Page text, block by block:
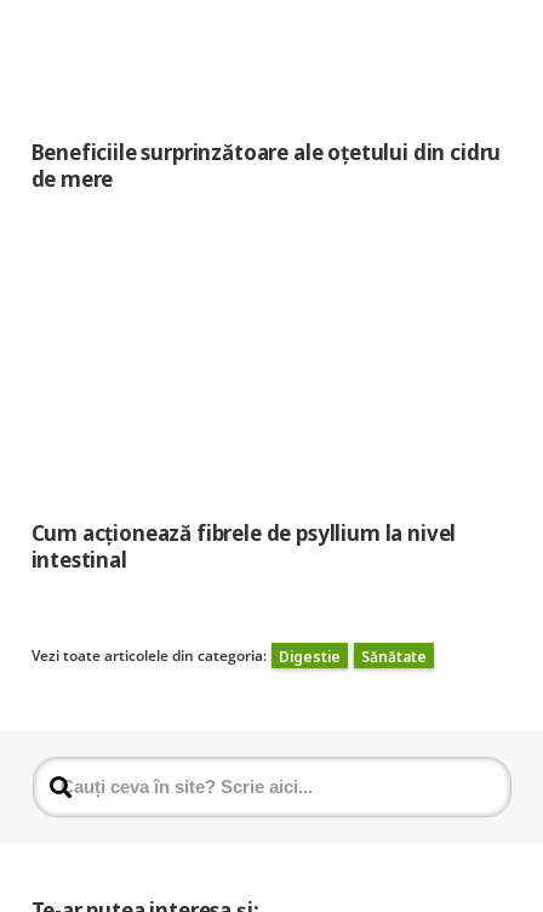
Beneficiile surprinzătoare ale oțetului din cidru
de mere
Cum acţionează fibrele de psyllium la nivel
intestinal
Vezi toate articolele din categoria: Digestie Sănătate